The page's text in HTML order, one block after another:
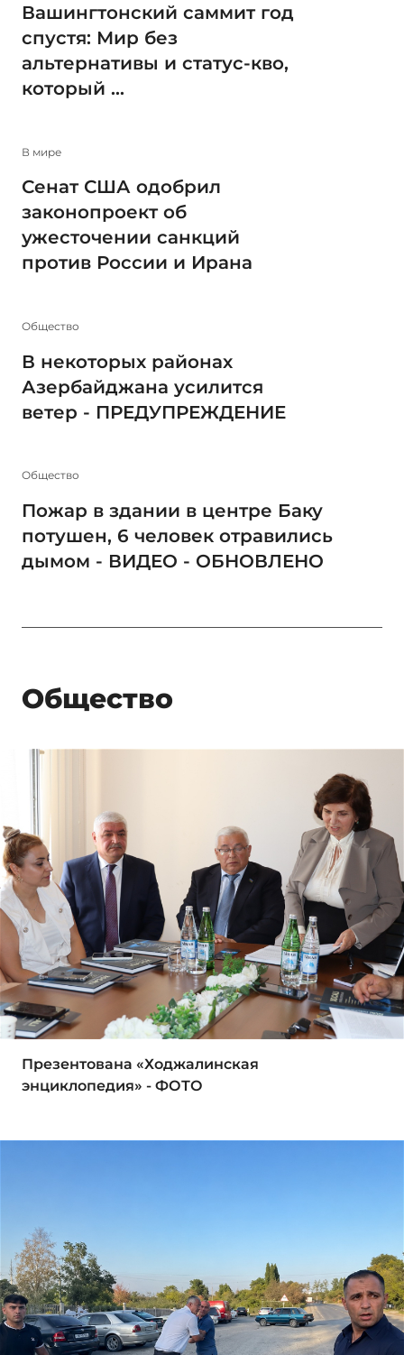
Вашингтонский саммит год
спустя: Мир без
альтернативы и статус-кво,
который ...
В мире
Сенат США одобрил
законопроект об
ужесточении санкций
против России и Ирана
Общество
В некоторых районах
Азербайджана усилится
ветер - ПРЕДУПРЕЖДЕНИЕ
Общество
Пожар в здании в центре Баку
потушен, 6 человек отравились
дымом - ВИДЕО - ОБНОВЛЕНО
Общество
Презентована «Ходжалинская
энциклопедия» - ФОТО